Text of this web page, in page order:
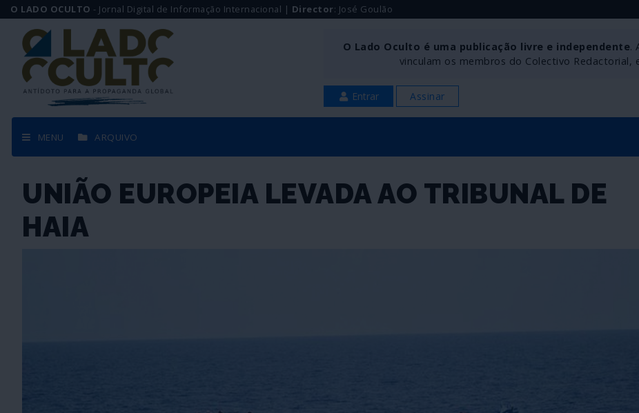
O LADO OCULTO - Jornal Digital de Informação Internacional | Director: José Goulão
O Lado Oculto é uma publicação livre e independente.
vinculam os membros do Colectivo
Entrar Assinar
MENU ARQUIVO
UNIÃO EUROPEIA LEVADA AO TRIBUNAL DE
HAIA